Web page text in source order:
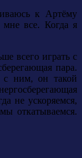
к Артёму
мне все. Когда я
всего играть с
пара.
с ним, он такой
не ускоряемся,
откатываемся.